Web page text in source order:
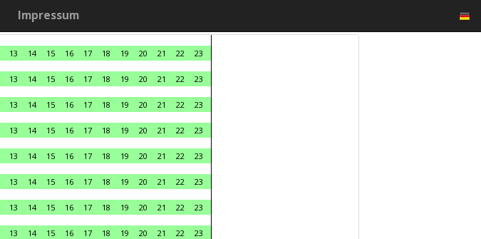
Impressum
13 14 15 16 17 18 19 20 21 22
23
13 14 15 16 17 18 19 20 21 22
23
13 14 15 16 17 18 19 20 21 22
23
13 14 15 16 17 18 19 20 21 22
23
13 14 15 16 17 18 19 20 21 22
23
13 14 15 16 17 18 19 20 21 22
23
13 14 15 16 17 18 19 20 21 22
23
13 14 15 16 17 18 19 20 21 22
23